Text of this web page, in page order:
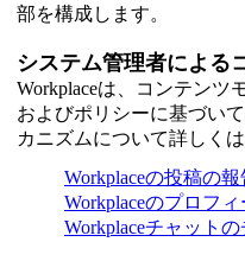
部を構成します。
システム管理者による
Workplaceは、コンテン
およびポリシーに基づい
カニズムについて詳しく
Workplaceの投稿の
Workplaceのプロフ
Workplaceチャット